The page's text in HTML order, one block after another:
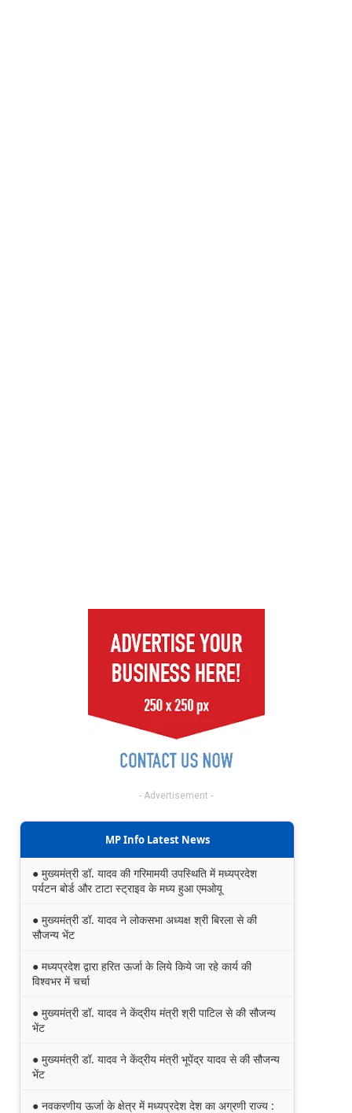
- Advertisement -
MP Info Latest News
● मुख्यमंत्री डॉ. यादव की गरिमामयी उपस्थिति में मध्यप्रदेश
पर्यटन बोर्ड और टाटा स्ट्राइव के मध्य हुआ एमओयू
● मुख्यमंत्री डॉ. यादव ने लोकसभा अध्यक्ष श्री बिरला से की
सौजन्य भेंट
● मध्यप्रदेश द्वारा हरित ऊर्जा के लिये किये जा रहे कार्य की
विश्वभर में चर्चा
● मुख्यमंत्री डॉ. यादव ने केंद्रीय मंत्री श्री पाटिल से की सौजन्य
भेंट
● मुख्यमंत्री डॉ. यादव ने केंद्रीय मंत्री भूपेंद्र यादव से की सौजन्य
भेंट
● नवकरणीय ऊर्जा के क्षेत्र में मध्यप्रदेश देश का अग्रणी राज्य :